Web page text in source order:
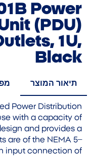
Power
(PDU)
1U,
Black
תיאור המוצר
Power Distribution
with a capacity of
and provides a
are of the NEMA 5–
input connection of